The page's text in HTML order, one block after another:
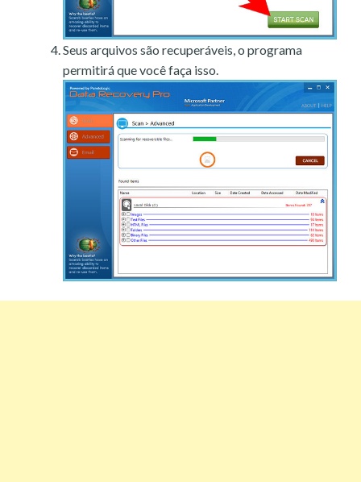
Seus arquivos são recuperáveis, o programa
permitirá que você faça isso.